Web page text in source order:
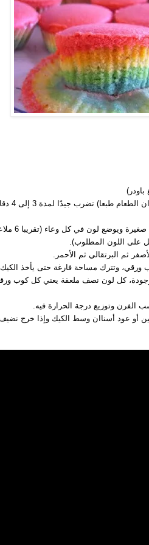
باودر)
تضرب جيدًا لمدة 3 إلى 4 دقائق تقريبا
ثم يوزع
على اللون المطلوب).
ثم البرتقالي ثم الأحمر.
وتترك مساحة فارغة حتى يأخذ الكيك